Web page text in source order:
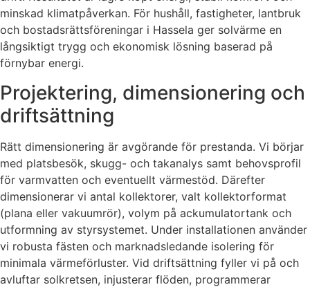
minskad klimatpåverkan. För hushåll, fastigheter, lantbruk
och bostadsrättsföreningar i Hassela ger solvärme en
långsiktigt trygg och ekonomisk lösning baserad på
förnybar energi.
Projektering, dimensionering och
driftsättning
Rätt dimensionering är avgörande för prestanda. Vi börjar
med platsbesök, skugg- och takanalys samt behovsprofil
för varmvatten och eventuellt värmestöd. Därefter
dimensionerar vi antal kollektorer, valt kollektorformat
(plana eller vakuumrör), volym på ackumulatortank och
utformning av styrsystemet. Under installationen använder
vi robusta fästen och marknadsledande isolering för
minimala värmeförluster. Vid driftsättning fyller vi på och
avluftar solkretsen, injusterar flöden, programmerar